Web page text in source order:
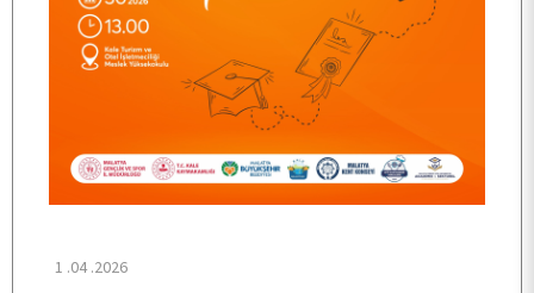
KURUMSAL
KALİTE
1 .04 .2026